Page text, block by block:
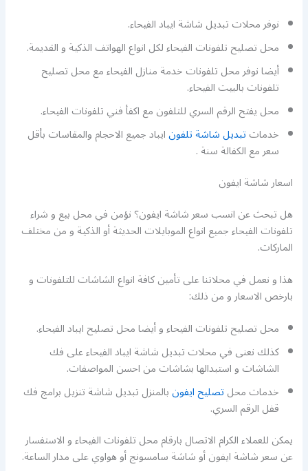
نوفر محلات تبديل شاشة ايباد الفيحاء.
محل تصليح تلفونات الفيحاء لكل انواع الهواتف الذكية و القديمة.
أيضا نوفر محل تلفونات خدمة منازل الفيحاء مع محل تصليح
تلفونات بالبيت الفيحاء.
محل يفتح الرقم السري للتلفون مع اكفأ فني تلفونات الفيحاء.
خدماتتبديل شاشة تلفونايباد جميع الاحجام والمقاسات بأقل
سعر مع الكفالة سنة .
اسعار شاشة ايفون
هل تبحث عن انسب سعر شاشة ايفون؟ نؤمن في محل بيع و شراء
تلفونات الفيحاء جميع انواع الموبايلات الحديثة أو الذكية و من مختلف
الماركات.
هذا و نعمل في محلاتنا على تأمين كافة انواع الشاشات للتلفونات و
بارخص الاسعار و من ذلك:
محل تصليح تلفونات الفيحاء و أيضا محل تصليح ايباد الفيحاء.
كذلك نعنى في محلات تبديل شاشة ايباد الفيحاء على فك
الشاشات و استبدالها بشاشات من احسن المواصفات.
خدمات محلتصليح ايفونبالمنزل تبديل شاشة تنزيل برامج فك
قفل الرقم السري.
يمكن للعملاء الكرام الاتصال بارقام محل تلفونات الفيحاء و الاستفسار
عن سعر شاشة ايفون أو شاشة سامسونج أو هواوي على مدار الساعة.